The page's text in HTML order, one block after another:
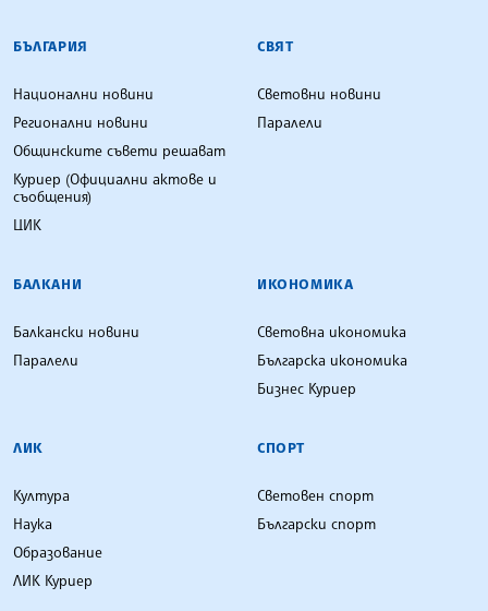
БЪЛГАРСКА ТЕЛЕГРАФНА АГЕНЦИЯ
БЪЛГАРИЯ
Национални новини
Регионални новини
Общинските съвети решават
Куриер (Официални актове и
съобщения)
ЦИК
СВЯТ
Световни новини
Паралели
БАЛКАНИ
Балкански новини
Паралели
ИКОНОМИКА
Световна икономика
Българска икономика
Бизнес Куриер
ЛИК
Култура
Наука
Образование
ЛИК Куриер
СПОРТ
Световен спорт
Български спорт